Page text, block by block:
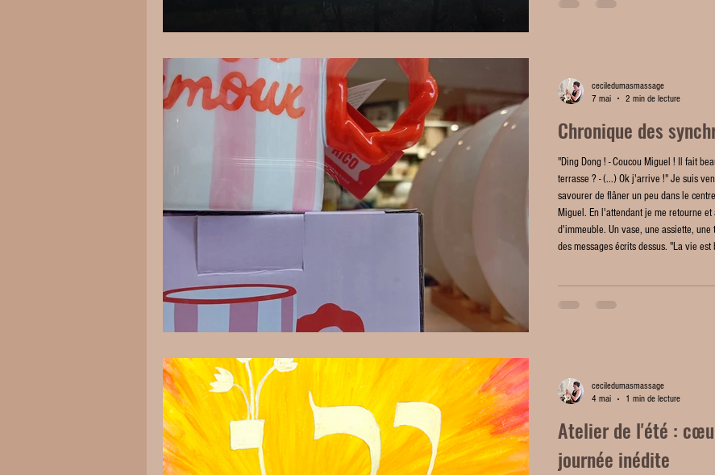
Chronique des
"Ding Dong ! - Coucou Miguel ! Il fait
terrasse ? - (...) Ok j'arrive !" Je suis
savourer de flâner un peu dans le
Miguel. En l'attendant je me retourne
d'immeuble. Un vase, une assiette,
des messages écrits dessus. "La vie
ceciledumasmassage
7 mai
2 min de lecture
Atelier de l'été :
journée inédite
ceciledumasmassage
4 mai
1 min de lecture